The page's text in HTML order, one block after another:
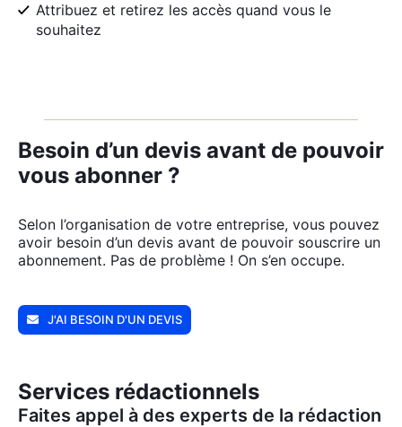
Attribuez et retirez les accès quand vous le
souhaitez
Besoin d’un devis avant de pouvoir
vous abonner ?
Selon l’organisation de votre entre­prise, vous pou­vez
avoir besoin d’un devis avant de pou­voir sous­crire un
abon­ne­ment. Pas de pro­blème ! On s’en occupe.
J'AI BESOIN D'UN DEVIS
Services rédactionnels
Faites appel à des experts de la rédaction